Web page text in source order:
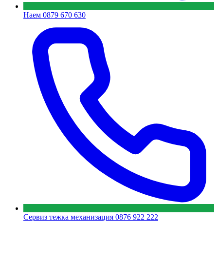
Наем 0879 670 630
Сервиз тежка механизация 0876 922 222